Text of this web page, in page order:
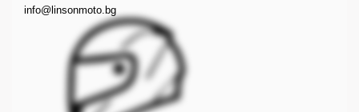
info@linsonmoto.bg